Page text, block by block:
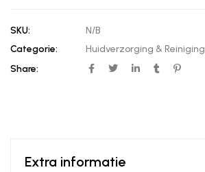
SKU:
N/B
Categorie:
Huidverzorging & Reiniging
Share:
Extra informatie